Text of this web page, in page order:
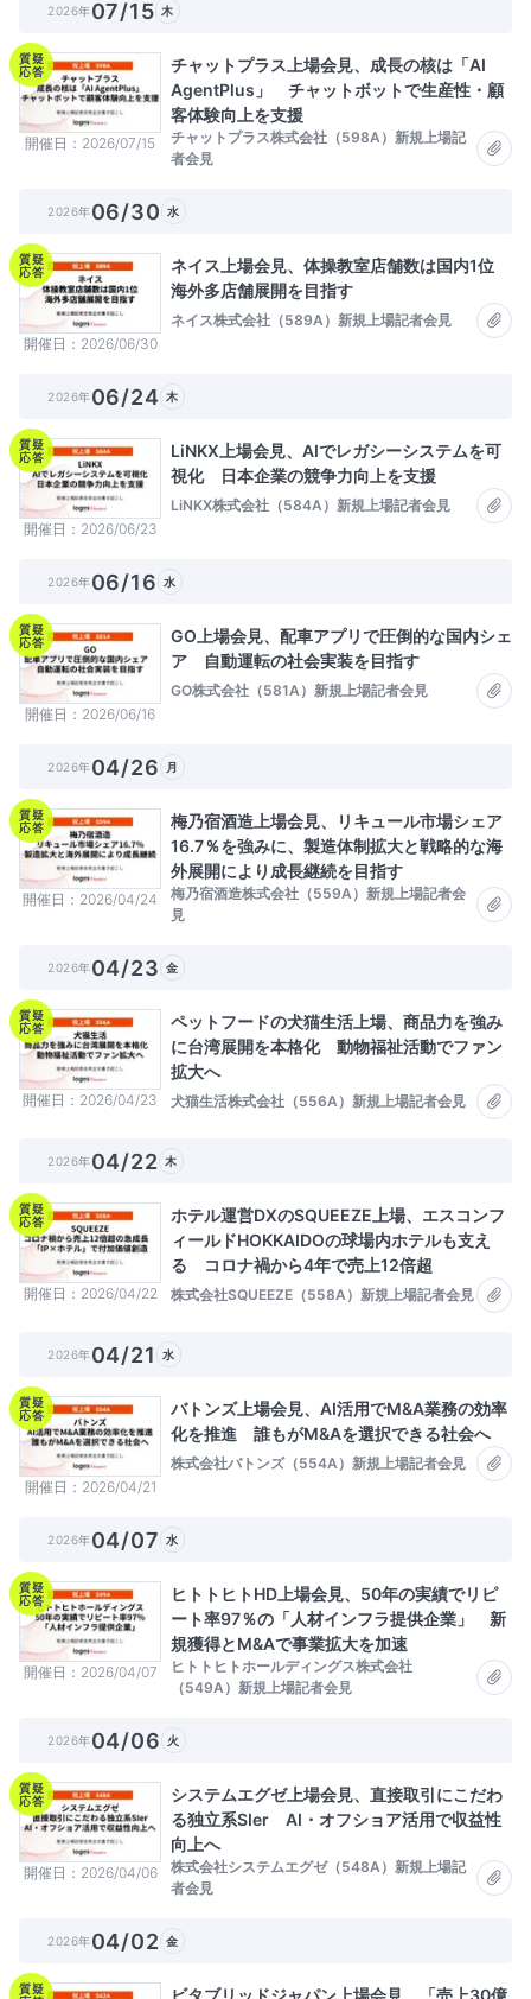
2026年07/15 木
質疑
応答
開催日 2026/07/15
チャットプラス上場会見、成長の核は「AI
AgentPlus」 チャットボットで生産性・顧
客体験向上を支援
チャットプラス株式会社（598A）新規上場記
者会見
2026年06/30 水
質疑
応答
開催日 2026/06/30
ネイス上場会見、体操教室店舗数は国内1位
海外多店舗展開を目指す
ネイス株式会社（589A）新規上場記者会見
2026年06/24 木
質疑
応答
開催日 2026/06/23
LiNKX上場会見、AIでレガシーシステムを可
視化 日本企業の競争力向上を支援
LiNKX株式会社（584A）新規上場記者会見
2026年06/16 水
質疑
応答
開催日 2026/06/16
GO上場会見、配車アプリで圧倒的な国内シェ
ア 自動運転の社会実装を目指す
GO株式会社（581A）新規上場記者会見
2026年04/26 月
質疑
応答
開催日 2026/04/24
梅乃宿酒造上場会見、リキュール市場シェア
16.7％を強みに、製造体制拡大と戦略的な海
外展開により成長継続を目指す
梅乃宿酒造株式会社（559A）新規上場記者会
見
2026年04/23 金
質疑
応答
開催日 2026/04/23
ペットフードの犬猫生活上場、商品力を強み
に台湾展開を本格化 動物福祉活動でファン
拡大へ
犬猫生活株式会社（556A）新規上場記者会見
2026年04/22 木
質疑
応答
開催日 2026/04/22
ホテル運営DXのSQUEEZE上場、エスコンフ
ィールドHOKKAIDOの球場内ホテルも支え
る コロナ禍から4年で売上12倍超
株式会社SQUEEZE（558A）新規上場記者会見
2026年04/21 水
質疑
応答
開催日 2026/04/21
バトンズ上場会見、AI活用でM&A業務の効率
化を推進 誰もがM&Aを選択できる社会へ
株式会社バトンズ（554A）新規上場記者会見
2026年04/07 水
質疑
応答
開催日 2026/04/07
ヒトトヒトHD上場会見、50年の実績でリピ
ート率97％の「人材インフラ提供企業」 新
規獲得とM&Aで事業拡大を加速
ヒトトヒトホールディングス株式会社
（549A）新規上場記者会見
2026年04/06 火
質疑
応答
開催日 2026/04/06
システムエグゼ上場会見、直接取引にこだわ
る独立系SIer AI・オフショア活用で収益性
向上へ
株式会社システムエグゼ（548A）新規上場記
者会見
2026年04/02 金
質疑
ビタブリッドジャパン上場会見、「売上30億